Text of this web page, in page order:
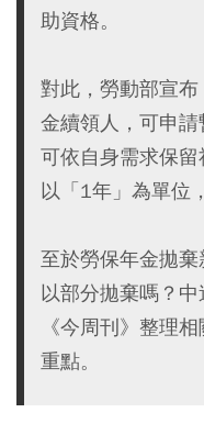
助資格。
對此，勞動部宣
金續領人，可申
可依自身需求保
以「1年」為單位
至於勞保年金拋
以部分拋棄嗎？
《今周刊》整理
重點。